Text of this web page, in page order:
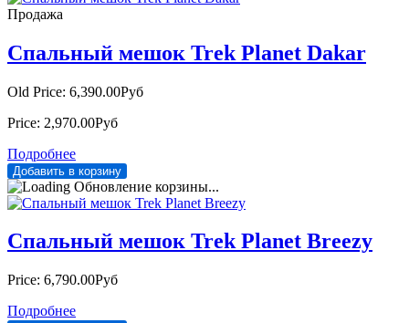
Продажа
Спальный мешок Trek Planet Dakar
Old Price: 6,390.00Руб
Price: 2,970.00Руб
Подробнее
Обновление корзины...
Спальный мешок Trek Planet Breezy
Price: 6,790.00Руб
Подробнее